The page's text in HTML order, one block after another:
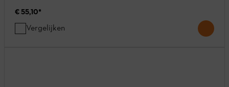
€ 55,10*
Vergelijken